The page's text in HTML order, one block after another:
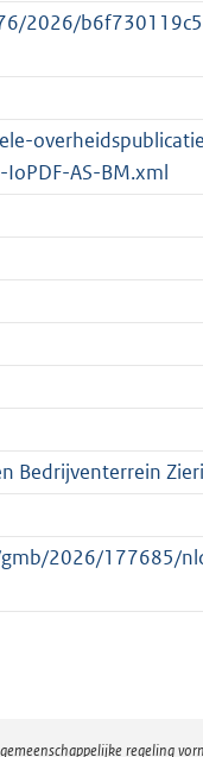
2026/
AS-BM.xml
Bedrijventerrein
2026/177685/
regeling